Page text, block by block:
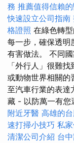
務 推薦值得信賴
快速設立公司指南
格證照 在綠色轉
每一步，確保透明
有害做法。 不同
「外行人」很難
或動物世界相關的
至汽車行業的表達
藏 - 以防萬一有您
附近牙醫 高雄的
速打掃小技巧 私
清潔公司介紹 台